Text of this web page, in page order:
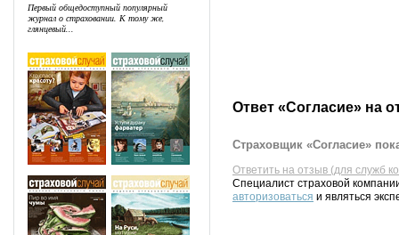
Первый общедоступный популярный
журнал о страховании. К тому же,
глянцевый...
Ответ «Согласие» на
Страховщик «Согласие»
Ответить на отзыв (для служб
Специалист страховой
авторизоваться и являться